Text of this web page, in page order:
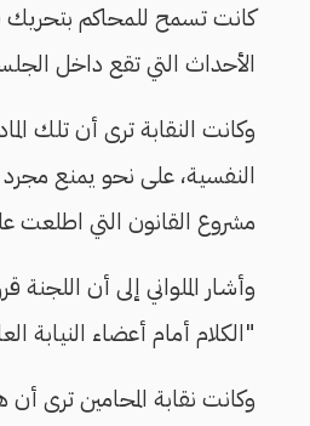
كانت تسمح للمحاكم بتحريك
الأحداث التي تقع داخل
وكانت النقابة ترى أن تلك
النفسية، على نحو يمنع
مشروع القانون التي اطلعت
"الكلام أمام أعضاء النيابة
وكانت نقابة المحامين ترى